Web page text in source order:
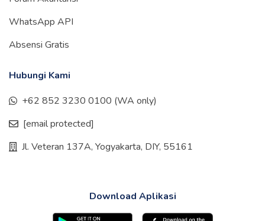
WhatsApp API
Absensi Gratis
Hubungi Kami
+62 852 3230 0100 (WA only)
[email protected]
Jl. Veteran 137A, Yogyakarta, DIY, 55161
Download Aplikasi